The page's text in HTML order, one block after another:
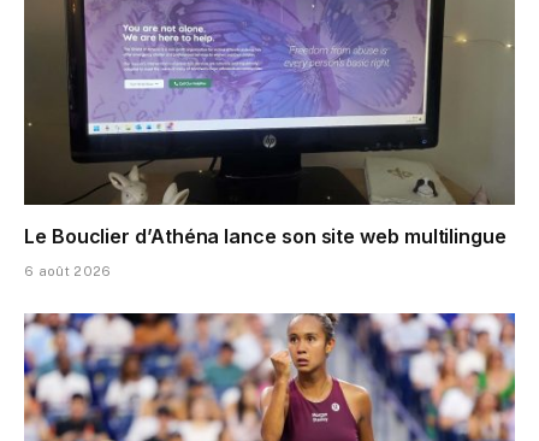
Le Bouclier d’Athéna lance son site web multilingue
6 août 2026